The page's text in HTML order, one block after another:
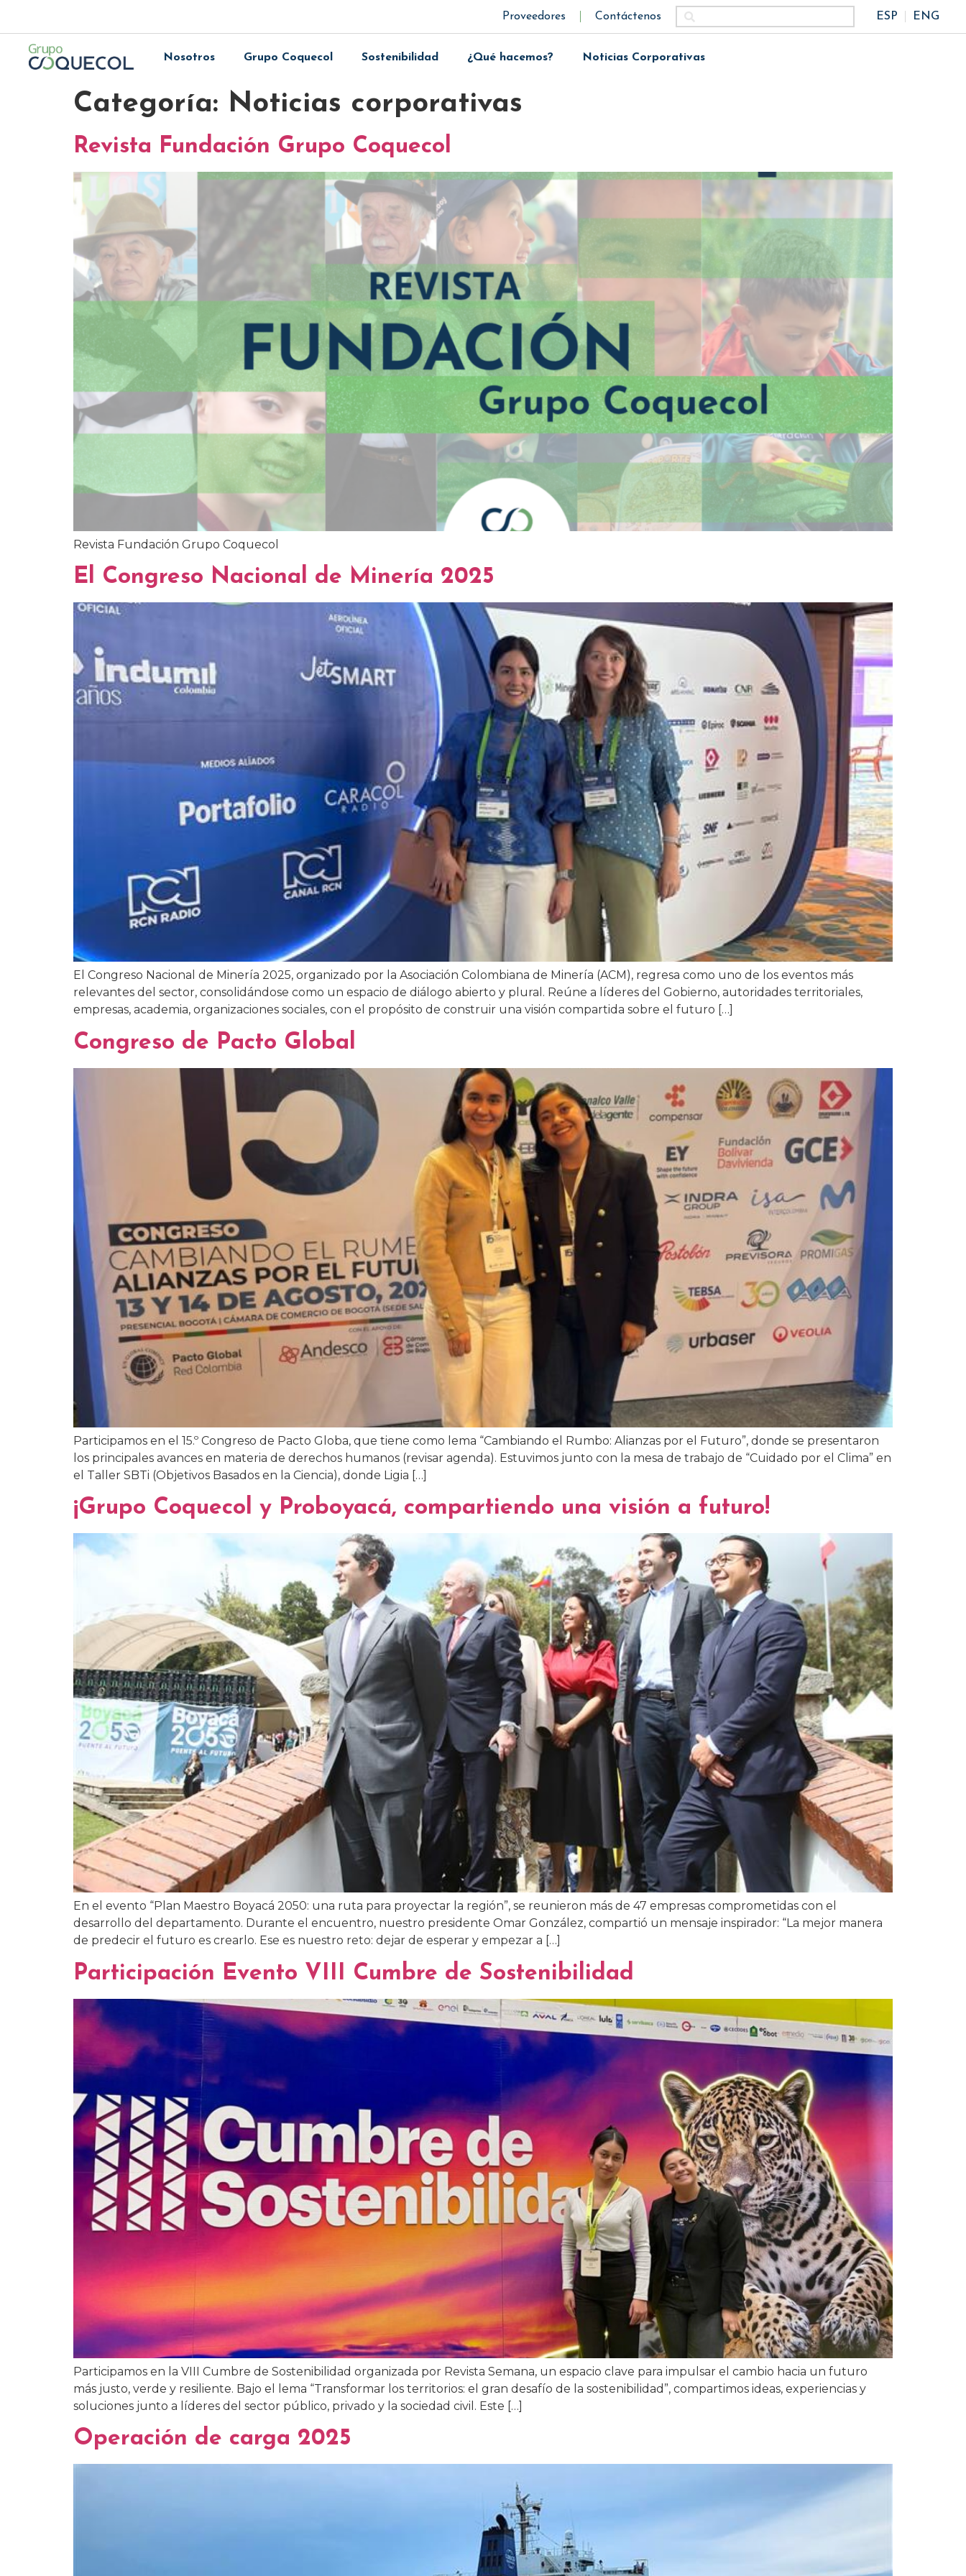
Proveedores Contáctenos ESP ENG
Nosotros Grupo Coquecol Sostenibilidad ¿Qué hacemos? Noticias Corporativas
Categoría: Noticias corporativas
Revista Fundación Grupo Coquecol
Revista Fundación Grupo Coquecol
El Congreso Nacional de Minería 2025
El Congreso Nacional de Minería 2025, organizado por la Asociación Colombiana de Minería (ACM), regresa como uno de los eventos más
relevantes del sector, consolidándose como un espacio de diálogo abierto y plural. Reúne a líderes del Gobierno, autoridades territoriales,
empresas, academia, organizaciones sociales, con el propósito de construir una visión compartida sobre el futuro […]
Congreso de Pacto Global
Participamos en el 15.º Congreso de Pacto Globa, que tiene como lema “Cambiando el Rumbo: Alianzas por el Futuro”, donde se presentaron
los principales avances en materia de derechos humanos (revisar agenda). Estuvimos junto con la mesa de trabajo de “Cuidado por el Clima” en
el Taller SBTi (Objetivos Basados en la Ciencia), donde Ligia […]
¡Grupo Coquecol y Proboyacá, compartiendo una visión a futuro!
En el evento “Plan Maestro Boyacá 2050: una ruta para proyectar la región”, se reunieron más de 47 empresas comprometidas con el
desarrollo del departamento. Durante el encuentro, nuestro presidente Omar González, compartió un mensaje inspirador: “La mejor manera
de predecir el futuro es crearlo. Ese es nuestro reto: dejar de esperar y empezar a […]
Participación Evento VIII Cumbre de Sostenibilidad
Participamos en la VIII Cumbre de Sostenibilidad organizada por Revista Semana, un espacio clave para impulsar el cambio hacia un futuro
más justo, verde y resiliente. Bajo el lema “Transformar los territorios: el gran desafío de la sostenibilidad”, compartimos ideas, experiencias y
soluciones junto a líderes del sector público, privado y la sociedad civil. Este […]
Operación de carga 2025